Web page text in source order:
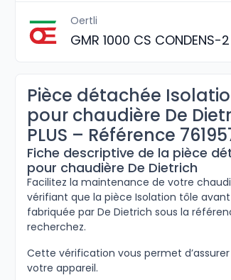
Oertli
GMR 1000 CS CONDENS-2
Pièce détachée
pour chaudière De
PLUS – Référence
Fiche descriptive de la pièce
pour chaudière De Dietrich
Facilitez la maintenance de votre
vérifiant que la pièce Isolation tôle
fabriquée par De Dietrich sous la
recherchez.
Cette vérification vous permet
votre appareil.